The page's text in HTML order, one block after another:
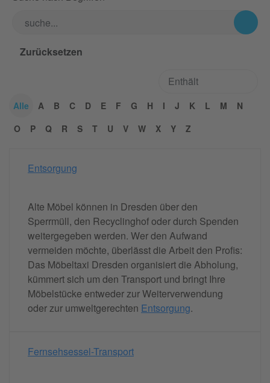
Alle A B C D E F G H I J K L M
N
O
P Q R S T U V W X Y Z
Entsorgung
Alte Möbel können in Dresden über den
Sperrmüll, den Recyclinghof oder durch Spenden
weitergegeben werden. Wer den Aufwand
vermeiden möchte, überlässt die Arbeit den Profis:
Das Möbeltaxi Dresden organisiert die Abholung,
kümmert sich um den Transport und bringt Ihre
Möbelstücke entweder zur Weiterverwendung
oder zur umweltgerechten Entsorgung.
Fernsehsessel-Transport